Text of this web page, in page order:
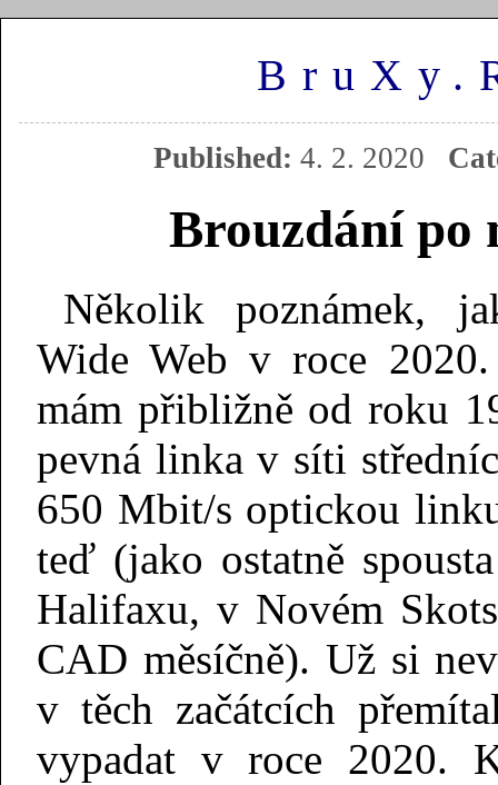
Published: 4. 2. 2020
Brouzdání po
Několik poznámek,
Wide Web v roce
mám přibližně od roku
pevná linka v síti
650 Mbit/s optickou
teď (jako ostatně
Halifaxu, v Novém
CAD měsíčně). Už si
v těch začátcích
vypadat v roce 2020.